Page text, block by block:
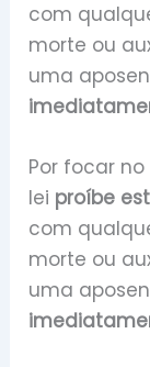
com
morte ou
uma
Por focar
lei proíbe
com
morte ou
uma